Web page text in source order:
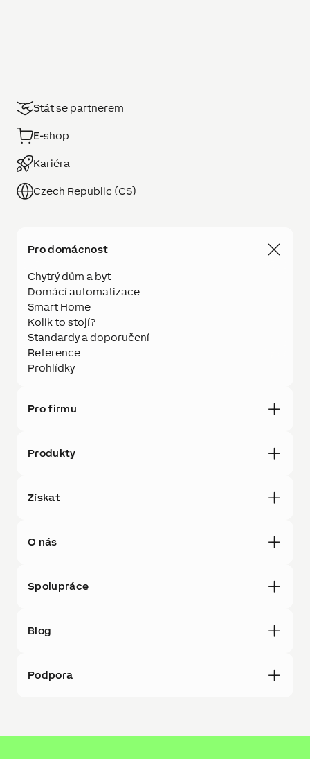
Stát se partnerem
E-shop
Kariéra
Czech Republic (CS)
Pro domácnost
Chytrý dům a byt
Domácí automatizace
Smart Home
Kolik to stojí?
Standardy a doporučení
Reference
Prohlídky
Pro firmu
Produkty
Získat
O nás
Spolupráce
Blog
Podpora